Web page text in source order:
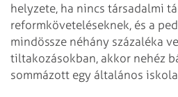
helyzete, ha nincs társadalmi
reformköveteléseknek, és a
mindössze néhány százaléka
tiltakozásokban, akkor nehéz
sommázott egy általános